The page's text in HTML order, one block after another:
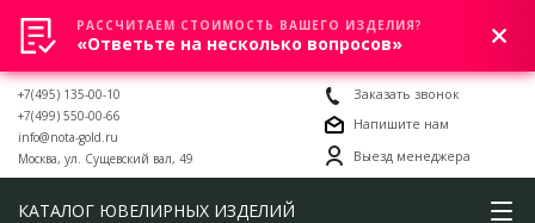
0
+7(495) 135-00-10
+7(499) 550-00-66
info@nota-gold.ru
Москва, ул. Сущевский вал, 49
Заказать звонок
Напишите нам
Выезд менеджера
КАТАЛОГ ЮВЕЛИРНЫХ ИЗДЕЛИЙ
РАССЧИТАЕМ СТОИМОСТЬ ВАШЕГО ИЗДЕЛИЯ?
«Ответьте на несколько вопросов»